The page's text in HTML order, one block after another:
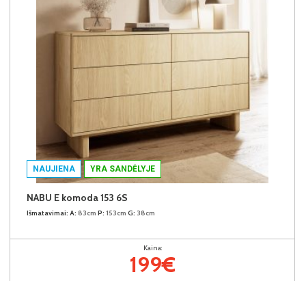
NAUJIENA YRA SANDĖLYJE
NABU E komoda 153 6S
Išmatavimai: A: 83cm P: 153cm G: 38cm
Kaina:
199€